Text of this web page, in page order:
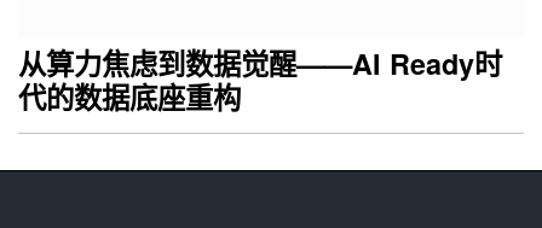
从算力焦虑到数据觉醒——AI Ready时
代的数据底座重构